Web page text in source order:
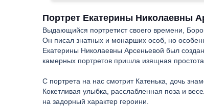
Портрет Екатерины Николаевны
Выдающийся портретист своего времени,
Он писал знатных и монарших особ, но
Екатерины Николаевны Арсеньевой был
камерных портретов пришла изящная простота.
С портрета на нас смотрит Катенька, дочь
Кокетливая улыбка, расслабленная поза и
на задорный характер героини.